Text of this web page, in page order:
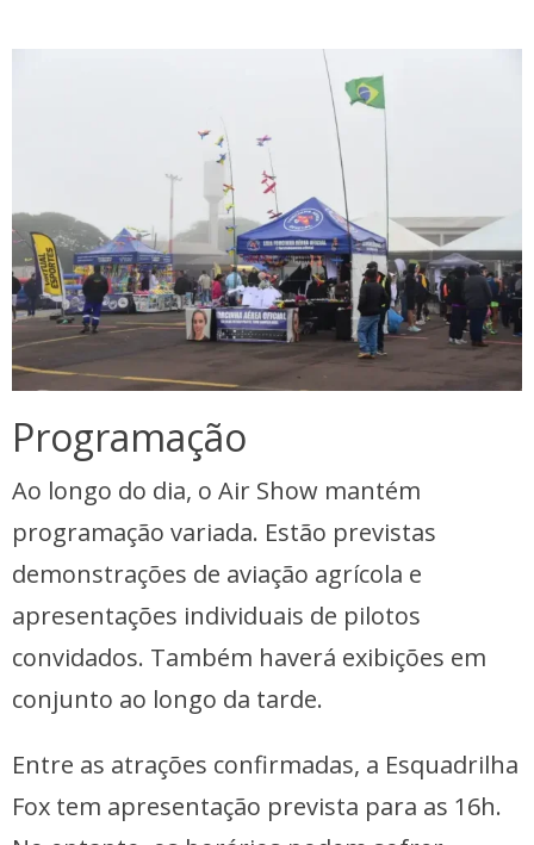
Programação
Ao longo do dia, o Air Show mantém
programação variada. Estão previstas
demonstrações de aviação agrícola e
apresentações individuais de pilotos
convidados. Também haverá exibições em
conjunto ao longo da tarde.
Entre as atrações confirmadas, a Esquadrilha
Fox tem apresentação prevista para as 16h.